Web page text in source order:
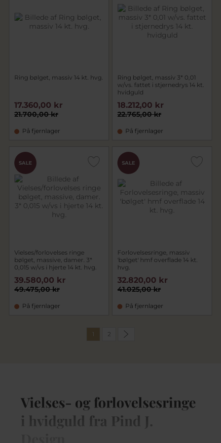
Ring bølget, massiv 14 kt. hvg.
21.700,00 kr
17.360,00 kr
På fjernlager
Ring bølget, massiv 3* 0,01
w/vs. fattet i stjernedrys 14 kt.
hvidguld
22.765,00 kr
18.212,00 kr
På fjernlager
SALE
Vielses/forlovelses ringe
bølget, massive, damer. 3*
0,015 w/vs i hjerte 14 kt. hvg.
49.475,00 kr
39.580,00 kr
På fjernlager
SALE
Forlovelsesringe, massiv
'bølget' hmf overflade 14 kt.
hvg.
41.025,00 kr
32.820,00 kr
På fjernlager
1 2
Vielses- og forlovelsesringe
i hvidguld fra Pind J.